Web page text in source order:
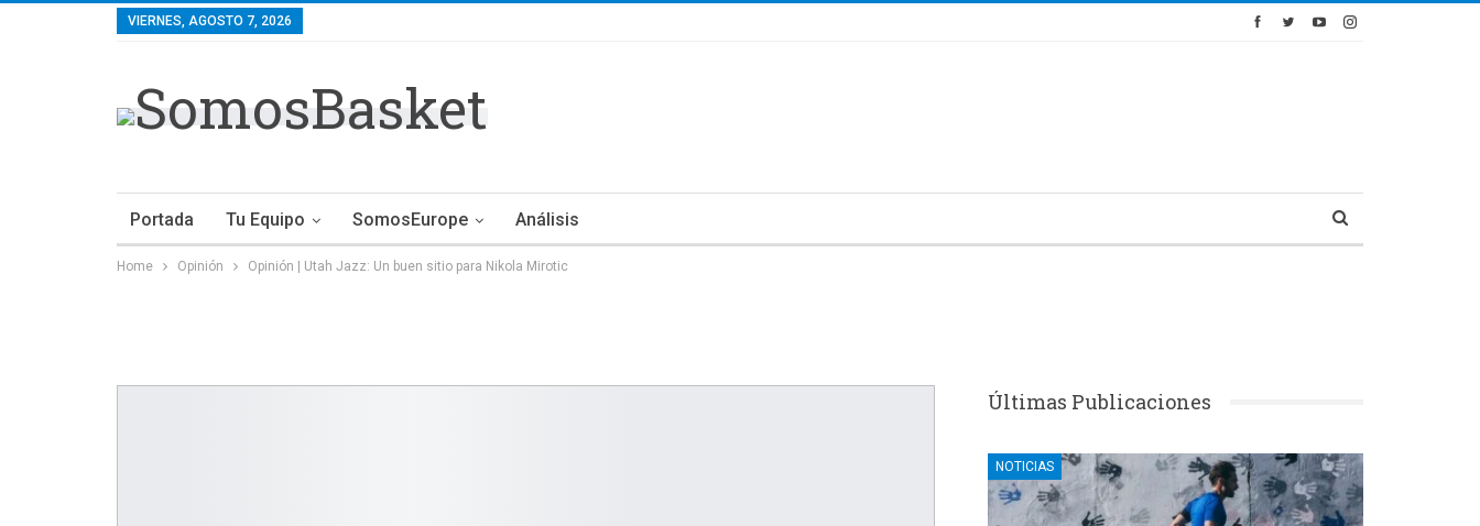
VIERNES, AGOSTO 7, 2026
Portada Tu Equipo SomosEurope Análisis
Home Opinión Opinión | Utah Jazz: Un buen sitio para Nikola Mirotic
Últimas Publicaciones
NOTICIAS